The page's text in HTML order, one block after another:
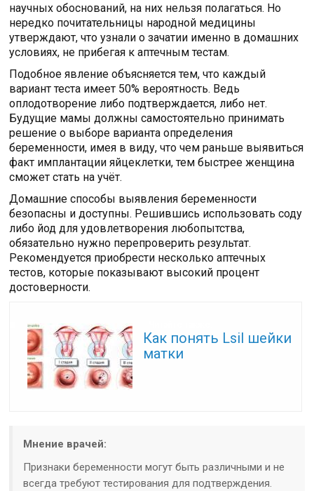
научных обоснований, на них нельзя полагаться. Но
нередко почитательницы народной медицины
утверждают, что узнали о зачатии именно в домашних
условиях, не прибегая к аптечным тестам.
Подобное явление объясняется тем, что каждый
вариант теста имеет 50% вероятность. Ведь
оплодотворение либо подтверждается, либо нет.
Будущие мамы должны самостоятельно принимать
решение о выборе варианта определения
беременности, имея в виду, что чем раньше выявиться
факт имплантации яйцеклетки, тем быстрее женщина
сможет стать на учёт.
Домашние способы выявления беременности
безопасны и доступны. Решившись использовать соду
либо йод для удовлетворения любопытства,
обязательно нужно перепроверить результат.
Рекомендуется приобрести несколько аптечных
тестов, которые показывают высокий процент
достоверности.
Как понять Lsil шейки
матки
Мнение врачей:
Признаки беременности могут быть различными и не
всегда требуют тестирования для подтверждения.